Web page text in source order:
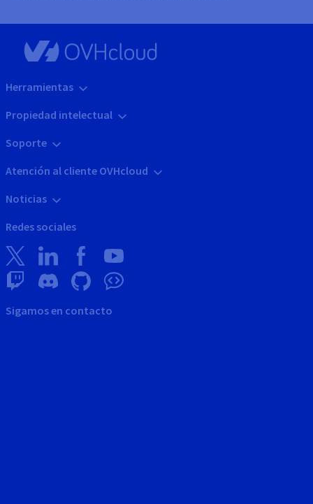
Herramientas
Propiedad intelectual
Soporte
Atención al cliente OVHcloud
Noticias
Redes sociales
Sigamos en contacto